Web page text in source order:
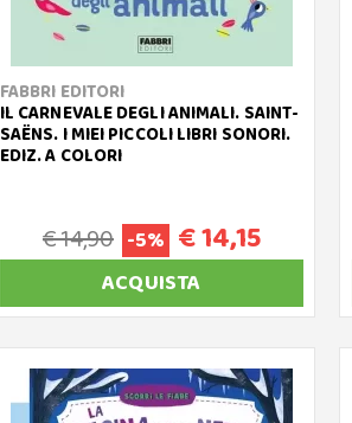
FABBRI EDITORI
IL CARNEVALE DEGLI ANIMALI. SAINT-
SAËNS. I MIEI PICCOLI LIBRI SONORI.
EDIZ. A COLORI
€ 14,90 -5% € 14,15
ACQUISTA